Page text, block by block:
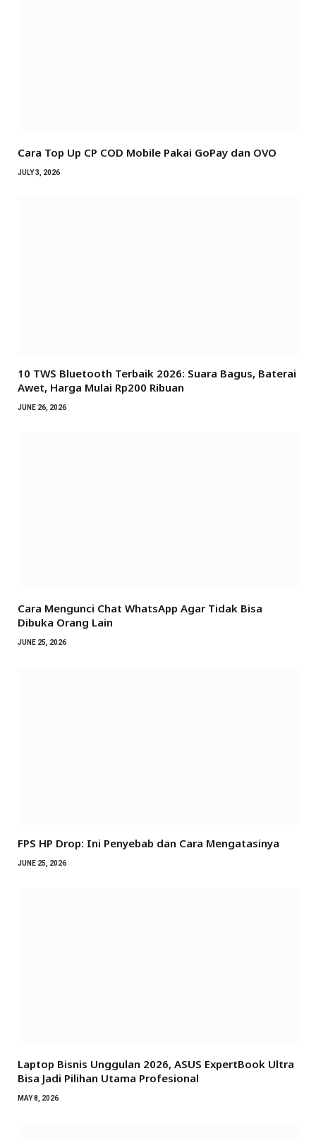
Cara Top Up CP COD Mobile Pakai GoPay dan OVO
JULY 3, 2026
10 TWS Bluetooth Terbaik 2026: Suara Bagus, Baterai
Awet, Harga Mulai Rp200 Ribuan
JUNE 26, 2026
Cara Mengunci Chat WhatsApp Agar Tidak Bisa
Dibuka Orang Lain
JUNE 25, 2026
FPS HP Drop: Ini Penyebab dan Cara Mengatasinya
JUNE 25, 2026
Laptop Bisnis Unggulan 2026, ASUS ExpertBook Ultra
Bisa Jadi Pilihan Utama Profesional
MAY 8, 2026